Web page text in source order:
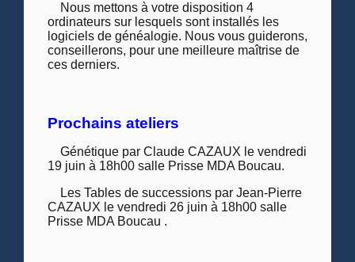
Nous mettons à votre disposition 4
ordinateurs sur lesquels sont installés les
logiciels de généalogie. Nous vous guiderons,
conseillerons, pour une meilleure maîtrise de
ces derniers.
Prochains ateliers
Génétique par Claude CAZAUX le vendredi
19 juin à 18h00 salle Prisse MDA Boucau.
Les Tables de successions par Jean-Pierre
CAZAUX le vendredi 26 juin à 18h00 salle
Prisse MDA Boucau .